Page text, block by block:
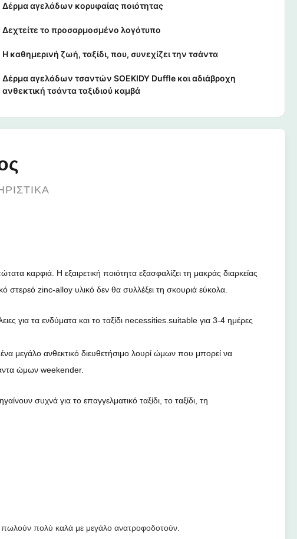
Δέρμα αγελάδων κορυφαίας ποιότητας
Δεχτείτε το προσαρμοσμένο λογότυπο
Η καθημερινή ζωή, ταξίδι, που, συνεχίζει την τσάντα
Δέρμα αγελάδων τσαντών SOEKIDY Duffle και αδιάβροχη
ανθεκτική τσάντα ταξιδιού καμβά
καρφιά. Η εξαιρετική ποιότητα εξασφαλίζει τη μακράς διαρκείας
zinc-alloy υλικό δεν θα συλλέξει τη σκουριά εύκολα.
για τα ενδύματα και το ταξίδι necessities.suitable για 3-4 ημέρες
μεγάλο ανθεκτικό διευθετήσιμο λουρί ώμων που μπορεί να
ώμων weekender.
συχνά για το επαγγελματικό ταξίδι, το ταξίδι, τη
πωλούν πολύ καλά με μεγάλο ανατροφοδοτούν.